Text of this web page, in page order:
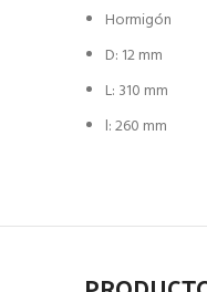
Hormigón
D: 12 mm
L: 310 mm
l: 260 mm